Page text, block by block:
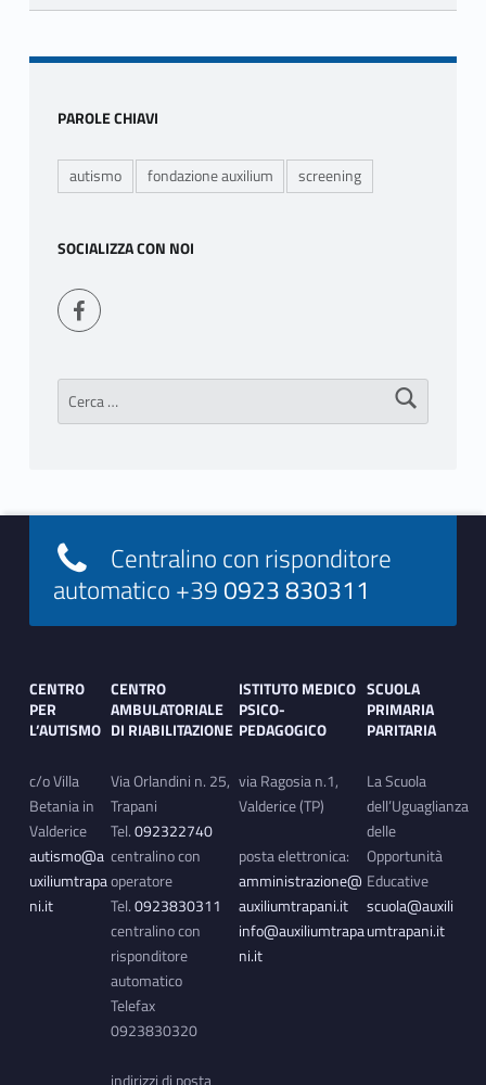
Skip back to main navigation
Sidebar
PAROLE CHIAVI
autismo fondazione auxilium screening
SOCIALIZZA CON NOI
Seguici su Facebook
Ricerca per:
Footer info sidebar
Centralino con risponditore
automatico +390923 830311
CENTRO
PER
L’AUTISMO
c/o Villa
Betania in
Valderice
autismo@a
uxiliumtrapa
ni.it
CENTRO
AMBULATORIALE
DI RIABILITAZIONE
Via Orlandini n. 25,
Trapani
Tel.092322740
centralino con
operatore
Tel.0923830311
centralino con
risponditore
automatico
Telefax
0923830320
ISTITUTO MEDICO
PSICO-
PEDAGOGICO
via Ragosia n.1,
Valderice (TP)
posta elettronica:
amministrazione@
auxiliumtrapani.it
info@auxiliumtrapa
ni.it
SCUOLA
PRIMARIA
PARITARIA
La Scuola
dell’Uguaglianza
delle
Opportunità
Educative
scuola@auxili
umtrapani.it